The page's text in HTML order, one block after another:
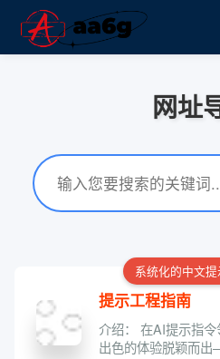
网址
系统化的中文提
提示工程指南
介绍： 在AI提示指
出色的体验脱颖而